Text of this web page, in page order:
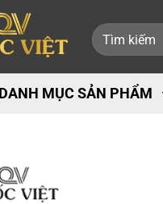
Tìm
kiếm:
DANH MỤC SẢN PHẨM